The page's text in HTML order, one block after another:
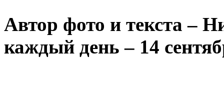
Автор фото и текста –
каждый день – 14